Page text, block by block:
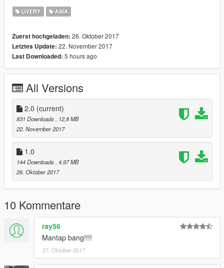
LIVERY ASIA
Zuerst hochgeladen: 26. Oktober 2017
Letztes Update: 22. November 2017
Last Downloaded: 5 hours ago
All Versions
2.0 (current)
831 Downloads
, 12,8 MB
22. November 2017
1.0
144 Downloads , 4,97 MB
26. Oktober 2017
10 Kommentare
ray56
Mantap bang!!!!
27. Oktober 2017